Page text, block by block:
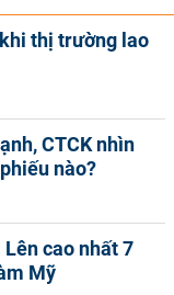
thị trường lao
CTCK nhìn
nào?
cao nhất 7
Mỹ